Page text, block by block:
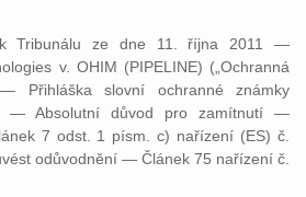
Tribunálu ze dne 11. října 2011 —
v. OHIM (PIPELINE) („Ochranná
Přihláška slovní ochranné známky
— Absolutní důvod pro zamítnutí —
7 odst. 1 písm. c) nařízení (ES) č.
odůvodnění — Článek 75 nařízení č.